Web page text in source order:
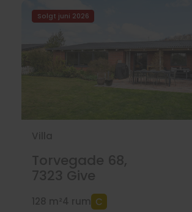
Solgt juni 2026